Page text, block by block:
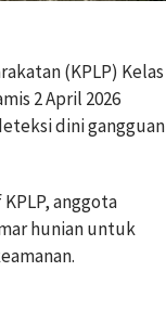
(KPLP) Kelas
2 April 2026
dini gangguan
anggota
hunian untuk